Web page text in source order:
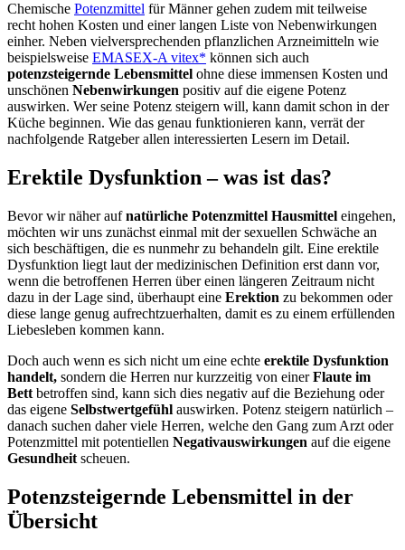
Chemische Potenzmittel für Männer gehen zudem mit teilweise
recht hohen Kosten und einer langen Liste von Nebenwirkungen
einher. Neben vielversprechenden pflanzlichen Arzneimitteln wie
beispielsweise EMASEX-A vitex* können sich auch
potenzsteigernde Lebensmittel ohne diese immensen Kosten und
unschönen Nebenwirkungen positiv auf die eigene Potenz
auswirken. Wer seine Potenz steigern will, kann damit schon in der
Küche beginnen. Wie das genau funktionieren kann, verrät der
nachfolgende Ratgeber allen interessierten Lesern im Detail.
Erektile Dysfunktion – was ist das?
Bevor wir näher aufnatürliche Potenzmittel Hausmittel eingehen,
möchten wir uns zunächst einmal mit der sexuellen Schwäche an
sich beschäftigen, die es nunmehr zu behandeln gilt. Eine erektile
Dysfunktion liegt laut der medizinischen Definition erst dann vor,
wenn die betroffenen Herren über einen längeren Zeitraum nicht
dazu in der Lage sind, überhaupt eine Erektion zu bekommen oder
diese lange genug aufrechtzuerhalten, damit es zu einem erfüllenden
Liebesleben kommen kann.
Doch auch wenn es sich nicht um eine echte erektile Dysfunktion
handelt, sondern die Herren nur kurzzeitig von einerFlaute im
Bett betroffen sind, kann sich dies negativ auf die Beziehung oder
das eigene Selbstwertgefühl auswirken. Potenz steigern natürlich –
danach suchen daher viele Herren, welche den Gang zum Arzt oder
Potenzmittel mit potentiellen Negativauswirkungen auf die eigene
Gesundheit scheuen.
Potenzsteigernde Lebensmittel in der
Übersicht